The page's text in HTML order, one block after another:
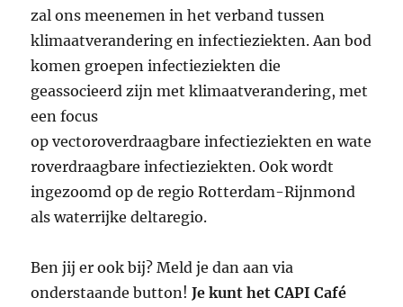
zal ons meenemen in het verband tussen
klimaatverandering en infectieziekten. Aan bod
komen groepen infectieziekten die
geassocieerd zijn met klimaatverandering, met
een focus
op vectoroverdraagbare infectieziekten en wate
roverdraagbare infectieziekten. Ook wordt
ingezoomd op de regio Rotterdam-Rijnmond
als waterrijke deltaregio.
Ben jij er ook bij? Meld je dan aan via
onderstaande button!Je kunt het CAPI Café